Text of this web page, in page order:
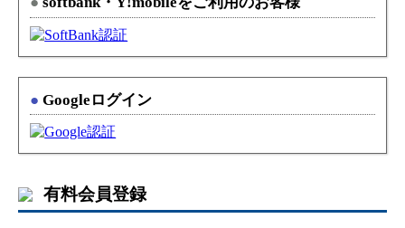
● Googleログイン
有料会員登録